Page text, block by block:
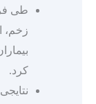
طی
زخم،
کرد.